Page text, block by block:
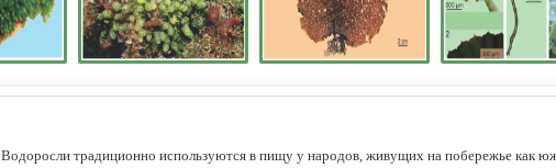
Водоросли традиционно используются в пищу у народов, живущих на побережье как